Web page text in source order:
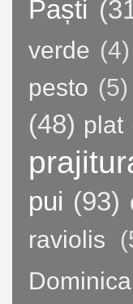
Paști
verde (4)
pesto (5)
(48) plat
pui (93)
raviolis